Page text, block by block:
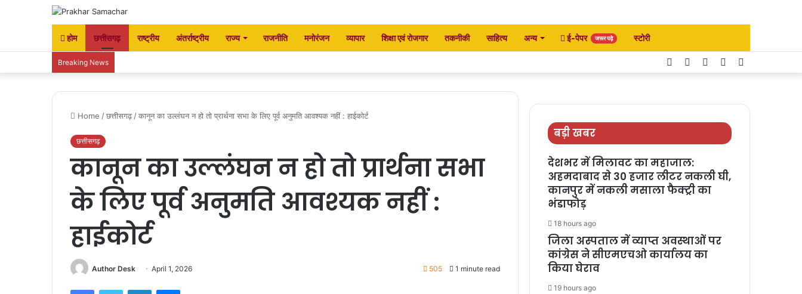
होम छत्तीसगढ़ राष्ट्रीय अंतर्राष्ट्रीय राज्य राजनीति मनोरंजन व्यापार शिक्षा एवं रोजगार तकनीकी साहित्य अन्य ई-पेपर जरूर पढ़े स्टोरी
Breaking News Instagram
YouTube
Twitter
Facebook
Home /छत्तीसगढ़ /कानून का उल्लंघन न हो तो प्रार्थना सभा के लिए पूर्व अनुमति आवश्यक नहीं : हाईकोर्ट
छत्तीसगढ़
कानून का उल्लंघन न हो तो प्रार्थना सभा
के लिए पूर्व अनुमति आवश्यक नहीं :
हाईकोर्ट
Author Desk April 1, 2026 505 1 minute read
बड़ी खबर
देशभर में मिलावट का महाजाल:
अहमदाबाद से 30 हजार लीटर नकली घी,
कानपुर में नकली मसाला फैक्ट्री का
भंडाफोड़
18 hours ago
जिला अस्पताल में व्याप्त अवस्थाओं पर
कांग्रेस ने सीएमएचओ कार्यालय का
किया घेराव
19 hours ago